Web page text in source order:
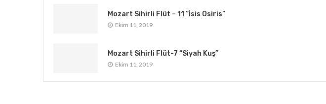
Mozart Sihirli Flüt – 11 “İsis Osiris”
Ekim 11, 2019
Mozart Sihirli Flüt-7 “Siyah Kuş”
Ekim 11, 2019